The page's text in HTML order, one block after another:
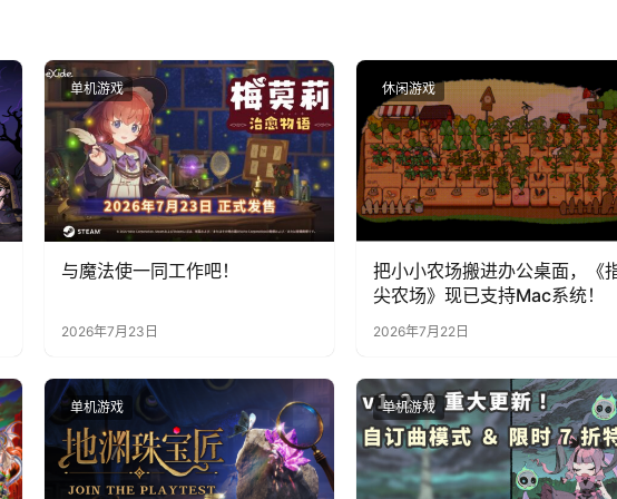
单机游戏
与魔法使一同工作吧！
2026年7月23日
休闲游戏
把小小农场搬进办公桌面，《
尖农场》现已支持Mac系统！
2026年7月22日
单机游戏 单机游戏